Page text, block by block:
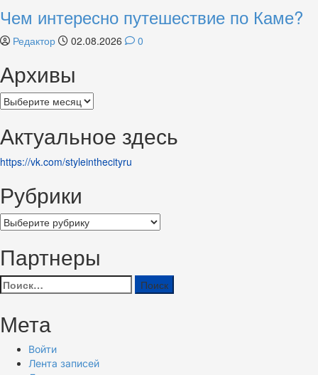
Чем интересно путешествие по Каме?
Редактор 02.08.2026 0
Архивы
Архивы
Актуальное здесь
https://vk.com/styleinthecityru
Рубрики
Рубрики
Партнеры
Найти:
Мета
Войти
Лента записей